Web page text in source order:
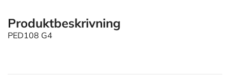
Produktbeskrivning
PED108 G4